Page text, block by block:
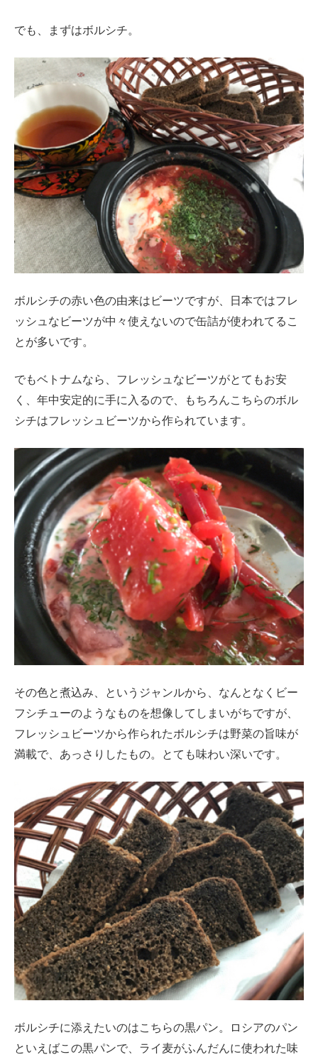
でも、まずはボルシチ。
ボルシチの赤い色の由来はビーツですが、日本ではフレ
ッシュなビーツが中々使えないので缶詰が使われてるこ
とが多いです。
でもベトナムなら、フレッシュなビーツがとてもお安
く、年中安定的に手に入るので、もちろんこちらのボル
シチはフレッシュビーツから作られています。
その色と煮込み、というジャンルから、なんとなくビー
フシチューのようなものを想像してしまいがちですが、
フレッシュビーツから作られたボルシチは野菜の旨味が
満載で、あっさりしたもの。とても味わい深いです。
ボルシチに添えたいのはこちらの黒パン。ロシアのパン
といえばこの黒パンで、ライ麦がふんだんに使われた味